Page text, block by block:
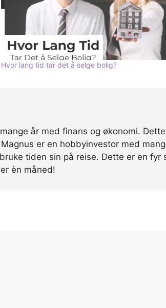
Hvor lang tid tar det å selge bolig?
år med finans og økonomi.
Magnus er en hobbyinvestor med
tiden sin på reise. Dette er en fyr
èn måned!